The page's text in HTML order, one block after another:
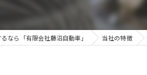
なら「有限会社藤沼自動車」 当社の特徴